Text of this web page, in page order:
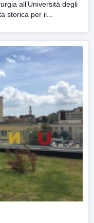
all’Università degli
storica per il...